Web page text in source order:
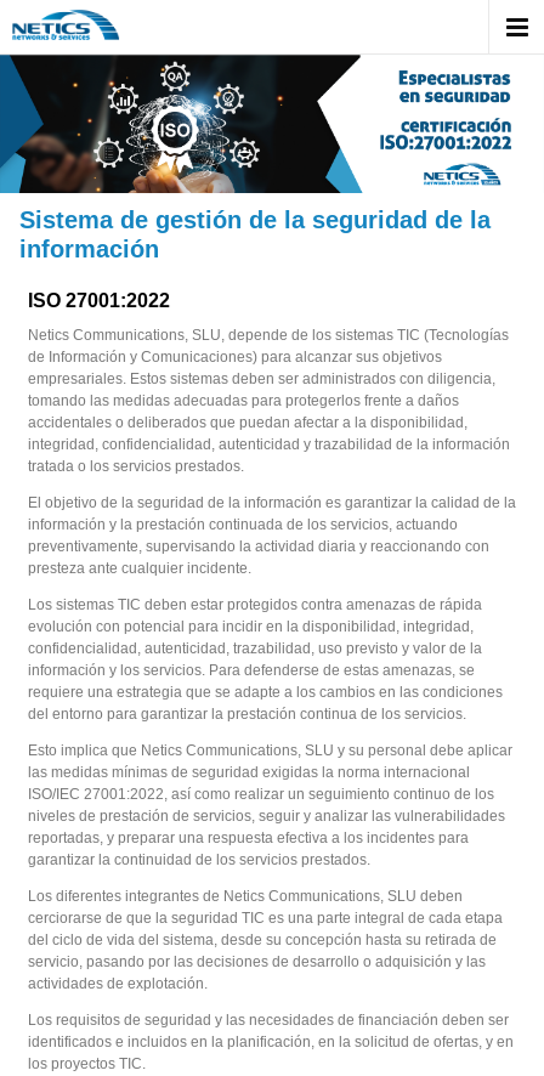
Sistema de gestión de la seguridad de la
información
ISO 27001:2022
Netics Communications, SLU, depende de los sistemas TIC (Tecnologías
de Información y Comunicaciones) para alcanzar sus objetivos
empresariales. Estos sistemas deben ser administrados con diligencia,
tomando las medidas adecuadas para protegerlos frente a daños
accidentales o deliberados que puedan afectar a la disponibilidad,
integridad, confidencialidad, autenticidad y trazabilidad de la información
tratada o los servicios prestados.
El objetivo de la seguridad de la información es garantizar la calidad de la
información y la prestación continuada de los servicios, actuando
preventivamente, supervisando la actividad diaria y reaccionando con
presteza ante cualquier incidente.
Los sistemas TIC deben estar protegidos contra amenazas de rápida
evolución con potencial para incidir en la disponibilidad, integridad,
confidencialidad, autenticidad, trazabilidad, uso previsto y valor de la
información y los servicios. Para defenderse de estas amenazas, se
requiere una estrategia que se adapte a los cambios en las condiciones
del entorno para garantizar la prestación continua de los servicios.
Esto implica que Netics Communications, SLU y su personal debe aplicar
las medidas mínimas de seguridad exigidas la norma internacional
ISO/IEC 27001:2022, así como realizar un seguimiento continuo de los
niveles de prestación de servicios, seguir y analizar las vulnerabilidades
reportadas, y preparar una respuesta efectiva a los incidentes para
garantizar la continuidad de los servicios prestados.
Los diferentes integrantes de Netics Communications, SLU deben
cerciorarse de que la seguridad TIC es una parte integral de cada etapa
del ciclo de vida del sistema, desde su concepción hasta su retirada de
servicio, pasando por las decisiones de desarrollo o adquisición y las
actividades de explotación.
Los requisitos de seguridad y las necesidades de financiación deben ser
identificados e incluidos en la planificación, en la solicitud de ofertas, y en
los proyectos TIC.